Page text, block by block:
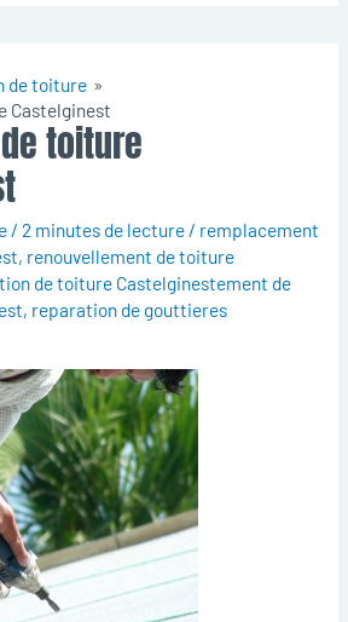
de toiture
Castelginest
toiture
/ 2 minutes de lecture/ remplacement
, renouvellement de toiture
de toiture Castelginestement de
, reparation de gouttieres